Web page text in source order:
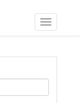
Toggle